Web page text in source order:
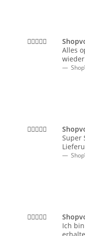
Alles
Super
Ich